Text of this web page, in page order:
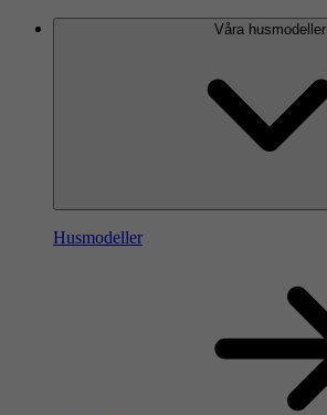
Våra husmodeller
Husmodeller